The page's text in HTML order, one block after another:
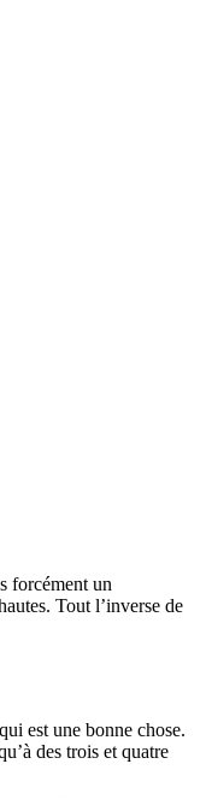
forcément un
Tout l’inverse de
est une bonne chose.
des trois et quatre